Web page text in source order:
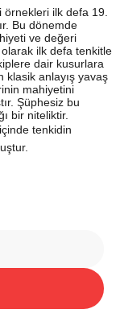
ilk defa 19.
Bu dönemde
ve değeri
ilk defa tenkitle
dair kusurlara
klasik anlayış yavaş
mahiyetini
Şüphesiz bu
bir niteliktir.
tenkidin